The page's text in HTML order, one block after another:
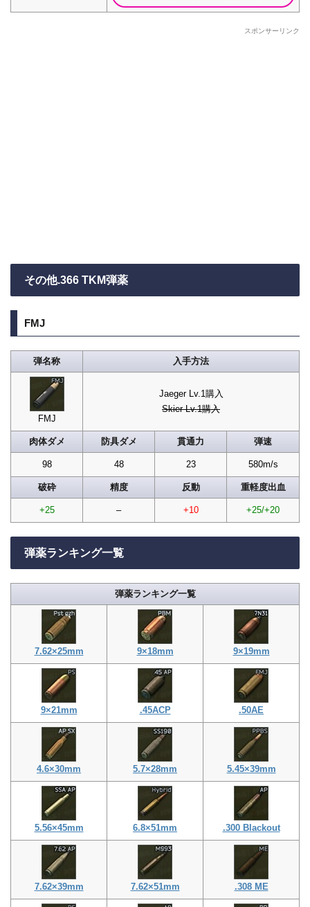
スポンサーリンク
その他.366 TKM弾薬
FMJ
弾名称 入手方法
FMJ
Jaeger Lv.1購入
Skier Lv.1購入
肉体ダメ 防具ダメ 貫通力 弾速
98 48 23 580m/s
破砕 精度 反動 重軽度出血
+25 – +10 +25/+20
弾薬ランキング一覧
弾薬ランキング一覧
7.62×25mm 9×18mm 9×19mm
9×21mm .45ACP .50AE
4.6×30mm 5.7×28mm 5.45×39mm
5.56×45mm 6.8×51mm .300 Blackout
7.62×39mm 7.62×51mm .308 ME